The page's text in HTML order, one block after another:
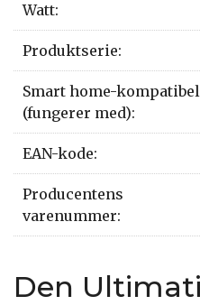
Watt:
Produktserie:
Smart home-kompatibel
(fungerer med):
EAN-kode:
Producentens
varenummer:
Den